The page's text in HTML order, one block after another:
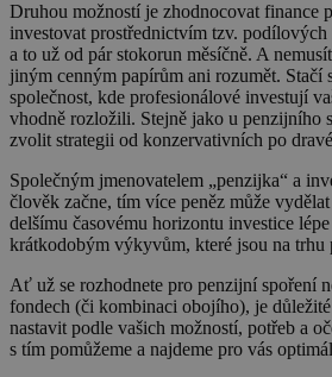
Druhou možností je zhodnocovat finance
investovat prostřednictvím tzv. podílových
a to už od pár stokorun měsíčně. A
jiným cenným papírům ani rozumět. Stačí
společnost, kde profesionálové investují
vhodně rozložili. Stejně jako u penzijního
zvolit strategii od konzervativních po
Společným jmenovatelem „penzijka“ a
člověk začne, tím více peněz může
delšímu časovému horizontu investice
krátkodobým výkyvům, které jsou na trhu
Ať už se rozhodnete pro penzijní spoření
fondech (či kombinaci obojího), je
nastavit podle vašich možností, potřeb a
s tím pomůžeme a najdeme pro vás